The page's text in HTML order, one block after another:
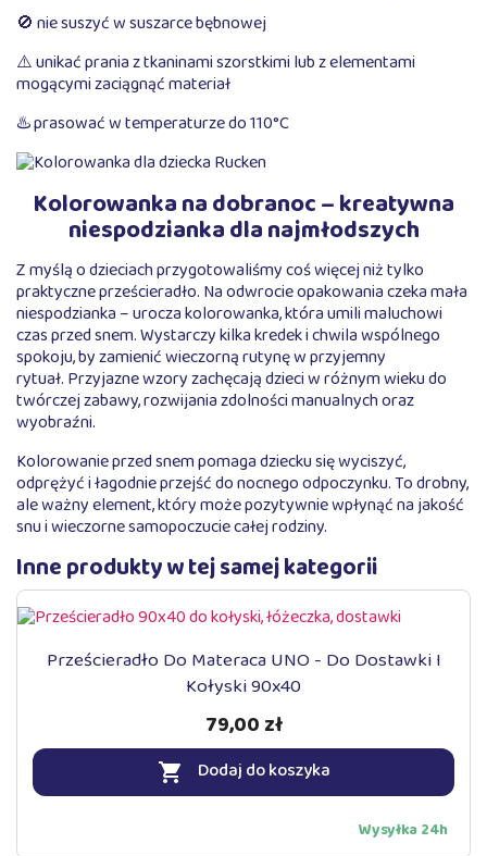
🚫 nie suszyć w suszarce bębnowej
⚠️ unikać prania z tkaninami szorstkimi lub z elementami
mogącymi zaciągnąć materiał
♨️ prasować w temperaturze do 110°C
Kolorowanka na dobranoc – kreatywna
niespodzianka dla najmłodszych
Z myślą o dzieciach przygotowaliśmy coś więcej niż tylko
praktyczne prześcieradło. Na odwrocie opakowania czeka mała
niespodzianka – urocza kolorowanka, która umili maluchowi
czas przed snem. Wystarczy kilka kredek i chwila wspólnego
spokoju, by zamienić wieczorną rutynę w przyjemny
rytuał. Przyjazne wzory zachęcają dzieci w różnym wieku do
twórczej zabawy, rozwijania zdolności manualnych oraz
wyobraźni.
Kolorowanie przed snem pomaga dziecku się wyciszyć,
odprężyć i łagodnie przejść do nocnego odpoczynku. To drobny,
ale ważny element, który może pozytywnie wpłynąć na jakość
snu i wieczorne samopoczucie całej rodziny.
Inne produkty w tej samej kategorii
Prześcieradło Do Materaca UNO - Do Dostawki I
Kołyski 90x40
79,00 zł
 Dodaj do koszyka
Wysyłka 24h